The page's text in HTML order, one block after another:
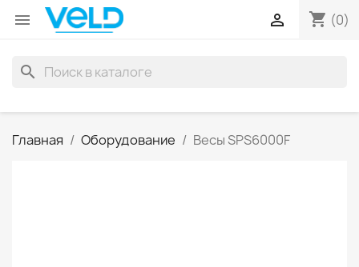
 shopping_cart (0)

search
Главная Оборудование Весы SPS6000F